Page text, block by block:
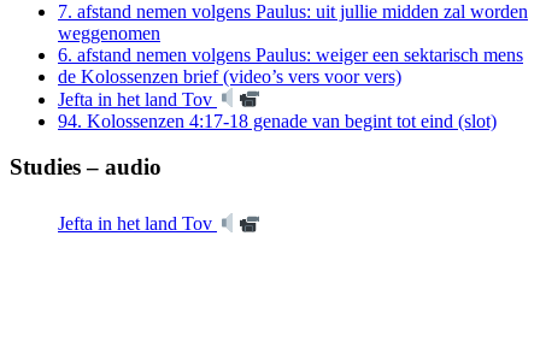
7. afstand nemen volgens Paulus: uit jullie midden zal worden
weggenomen
6. afstand nemen volgens Paulus: weiger een sektarisch mens
de Kolossenzen brief (video’s vers voor vers)
Jefta in het land Tov
94. Kolossenzen 4:17-18 genade van begint tot eind (slot)
Studies – audio
Jefta in het land Tov